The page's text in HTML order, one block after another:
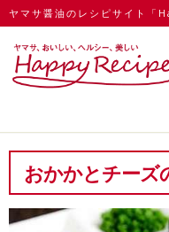
ヤマサ醤油のレシピサイト「
おかかとチーズ